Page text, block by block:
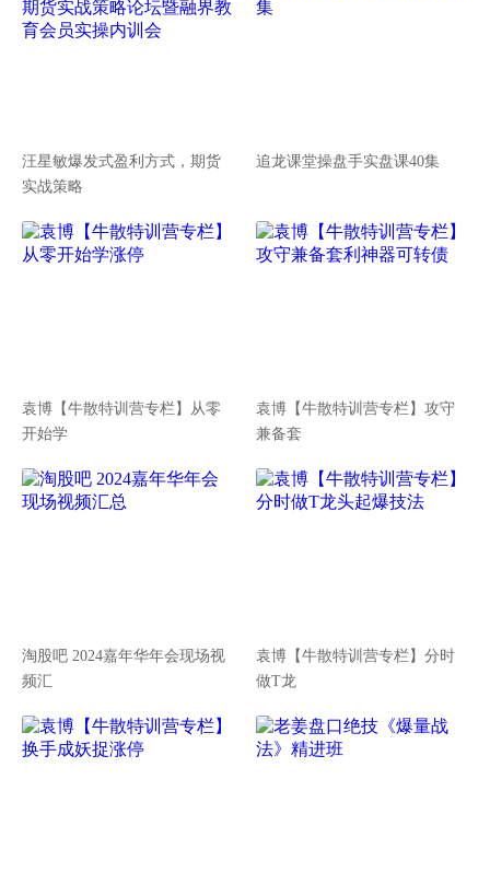
汪星敏爆发式盈利方式，期货
实战策略
追龙课堂操盘手实盘课40集
袁博【牛散特训营专栏】从零
开始学
袁博【牛散特训营专栏】攻守
兼备套
淘股吧 2024嘉年华年会现场视
频汇
袁博【牛散特训营专栏】分时
做T龙